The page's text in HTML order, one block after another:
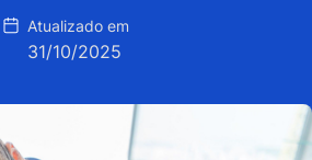
Atualizado em
31/10/2025